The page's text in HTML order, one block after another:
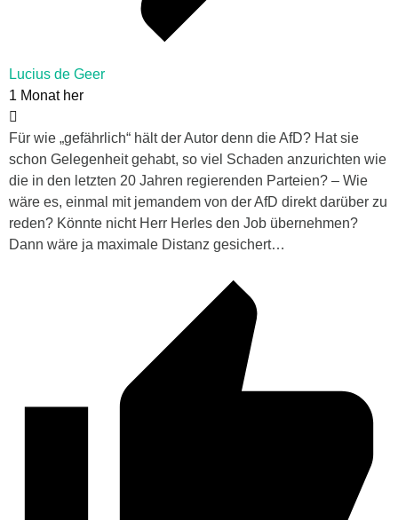
Lucius de Geer
1 Monat her
Für wie „gefährlich“ hält der Autor denn die AfD? Hat sie
schon Gelegenheit gehabt, so viel Schaden anzurichten wie
die in den letzten 20 Jahren regierenden Parteien? – Wie
wäre es, einmal mit jemandem von der AfD direkt darüber zu
reden? Könnte nicht Herr Herles den Job übernehmen?
Dann wäre ja maximale Distanz gesichert…